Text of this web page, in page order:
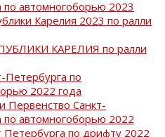
по автомногоборью 2023
Карелия 2023 по ралли
КАРЕЛИЯ по ралли
Петербурга по
2022 года
Первенство Санкт-
по автомногоборью 2022
Петербурга по дрифту 2022